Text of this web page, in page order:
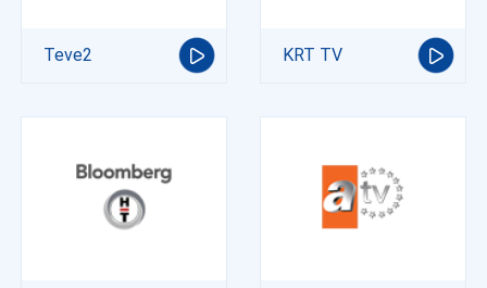
Teve2 KRT TV